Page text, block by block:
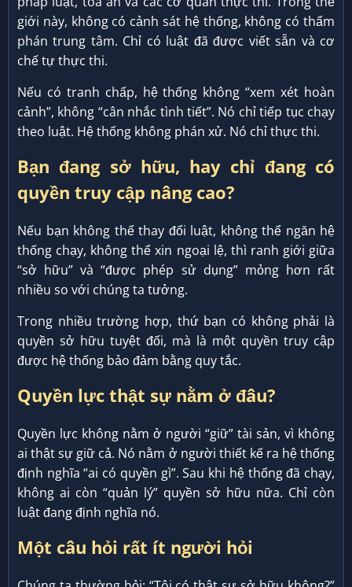
giới này, không có cảnh sát hệ thống, không có thẩm
phán trung tâm. Chỉ có luật đã được viết sẵn và cơ
chế tự thực thi.
Nếu có tranh chấp, hệ thống không “xem xét hoàn
cảnh”, không “cân nhắc tình tiết”. Nó chỉ tiếp tục chạy
theo luật. Hệ thống không phán xử. Nó chỉ thực thi.
Bạn đang sở hữu, hay chỉ đang có
quyền truy cập nâng cao?
Nếu bạn không thể thay đổi luật, không thể ngăn hệ
thống chạy, không thể xin ngoại lệ, thì ranh giới giữa
“sở hữu” và “được phép sử dụng” mỏng hơn rất
nhiều so với chúng ta tưởng.
Trong nhiều trường hợp, thứ bạn có không phải là
quyền sở hữu tuyệt đối, mà là một quyền truy cập
được hệ thống bảo đảm bằng quy tắc.
Quyền lực thật sự nằm ở đâu?
Quyền lực không nằm ở người “giữ” tài sản, vì không
ai thật sự giữ cả. Nó nằm ở người thiết kế ra hệ thống
định nghĩa “ai có quyền gì”. Sau khi hệ thống đã chạy,
không ai còn “quản lý” quyền sở hữu nữa. Chỉ còn
luật đang định nghĩa nó.
Một câu hỏi rất ít người hỏi